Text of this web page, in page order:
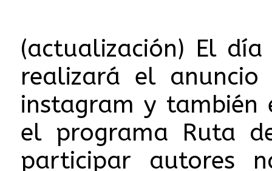
(actualización) El
realizará el
instagram y también
el programa Ruta
participar autores